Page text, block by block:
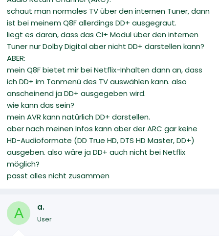
schaut man normales TV über den internen Tuner, dann
ist bei meinem Q8F allerdings DD+ ausgegraut.
liegt es daran, dass das CI+ Modul über den internen
Tuner nur Dolby Digital aber nicht DD+ darstellen kann?
ABER:
mein Q8F bietet mir bei Netflix-Inhalten dann an, dass
ich DD+ im Tonmenü des TV auswählen kann. also
anscheinend ja DD+ ausgegeben wird.
wie kann das sein?
mein AVR kann natürlich DD+ darstellen.
aber nach meinen Infos kann aber der ARC gar keine
HD-Audioformate (DD True HD, DTS HD Master, DD+)
ausgeben. also wäre ja DD+ auch nicht bei Netflix
möglich?
passt alles nicht zusammen
A a.
User